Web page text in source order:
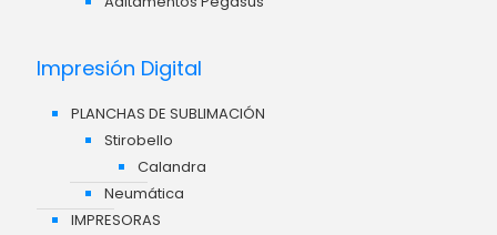
Impresión Digital
PLANCHAS DE SUBLIMACIÓN
Stirobello
Calandra
Neumática
IMPRESORAS